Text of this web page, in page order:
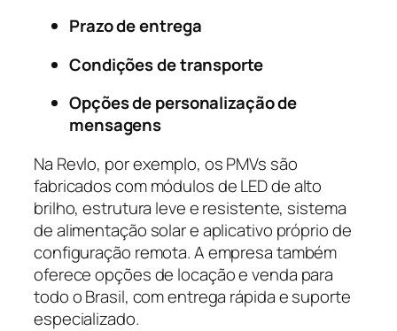
Prazo de entrega
Condições de transporte
Opções de personalização de
mensagens
Na Revlo, por exemplo, os PMVs são
fabricados com módulos de LED de alto
brilho, estrutura leve e resistente, sistema
de alimentação solar e aplicativo próprio de
configuração remota. A empresa também
oferece opções de locação e venda para
todo o Brasil, com entrega rápida e suporte
especializado.